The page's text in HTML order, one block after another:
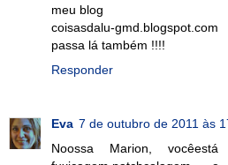
meu blog
coisasdalu-gmd.blogspot.com
passa lá também !!!!
Responder
Eva 7 de outubro de 2011 às
Noossa Marion, vocêestá